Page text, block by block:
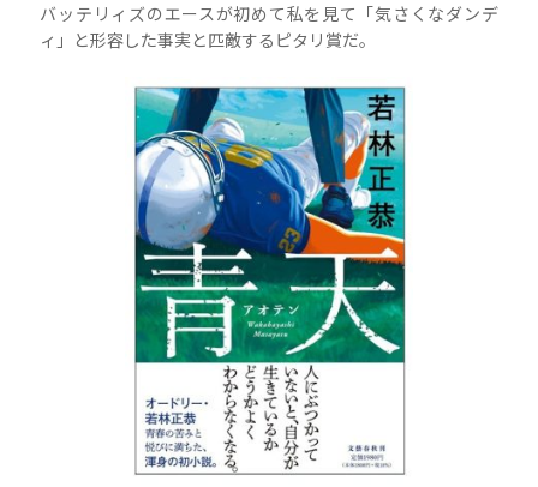
バッテリィズのエースが初めて私を見て「気さくなダンデ
ィ」と形容した事実と匹敵するピタリ賞だ。